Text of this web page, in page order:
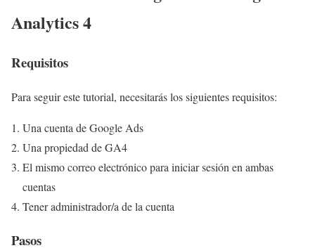
Analytics 4
Requisitos
Para seguir este tutorial, necesitarás los siguientes requisitos:
Una cuenta de Google Ads
Una propiedad de GA4
El mismo correo electrónico para iniciar sesión en ambas
cuentas
Tener administrador/a de la cuenta
Pasos